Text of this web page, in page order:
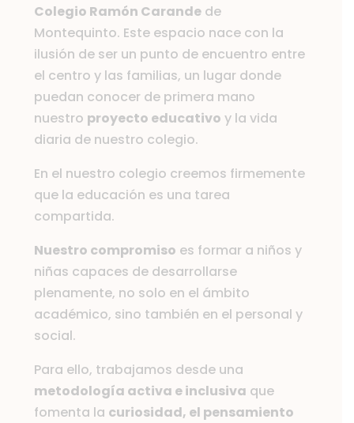
Colegio Ramón Carande de
Montequinto. Este espacio nace con la
ilusión de ser un punto de encuentro entre
el centro y las familias, un lugar donde
puedan conocer de primera mano
nuestro proyecto educativo y la vida
diaria de nuestro colegio.
En el nuestro colegio creemos firmemente
que la educación es una tarea
compartida.
Nuestro compromiso es formar a niños y
niñas capaces de desarrollarse
plenamente, no solo en el ámbito
académico, sino también en el personal y
social.
Para ello, trabajamos desde una
metodología activa e inclusiva que
fomenta la curiosidad, el pensamiento